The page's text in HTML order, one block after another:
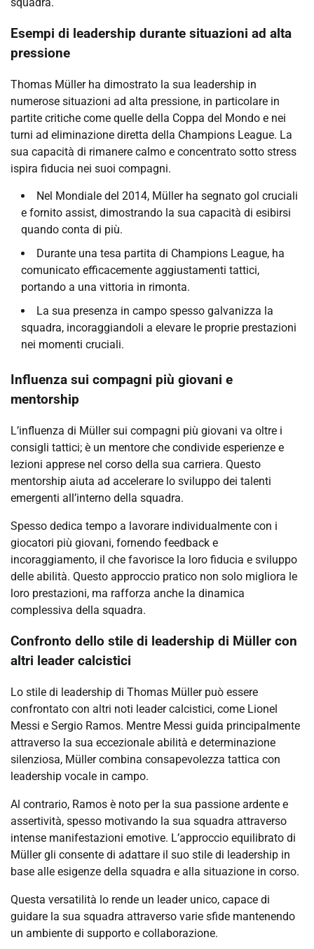
Esempi di leadership durante situazioni ad alta
pressione
Thomas Müller ha dimostrato la sua leadership in
numerose situazioni ad alta pressione, in particolare in
partite critiche come quelle della Coppa del Mondo e nei
turni ad eliminazione diretta della Champions League. La
sua capacità di rimanere calmo e concentrato sotto stress
ispira fiducia nei suoi compagni.
Nel Mondiale del 2014, Müller ha segnato gol cruciali
e fornito assist, dimostrando la sua capacità di esibirsi
quando conta di più.
Durante una tesa partita di Champions League, ha
comunicato efficacemente aggiustamenti tattici,
portando a una vittoria in rimonta.
La sua presenza in campo spesso galvanizza la
squadra, incoraggiandoli a elevare le proprie prestazioni
nei momenti cruciali.
Influenza sui compagni più giovani e
mentorship
L’influenza di Müller sui compagni più giovani va oltre i
consigli tattici; è un mentore che condivide esperienze e
lezioni apprese nel corso della sua carriera. Questo
mentorship aiuta ad accelerare lo sviluppo dei talenti
emergenti all’interno della squadra.
Spesso dedica tempo a lavorare individualmente con i
giocatori più giovani, fornendo feedback e
incoraggiamento, il che favorisce la loro fiducia e sviluppo
delle abilità. Questo approccio pratico non solo migliora le
loro prestazioni, ma rafforza anche la dinamica
complessiva della squadra.
Confronto dello stile di leadership di Müller con
altri leader calcistici
Lo stile di leadership di Thomas Müller può essere
confrontato con altri noti leader calcistici, come Lionel
Messi e Sergio Ramos. Mentre Messi guida principalmente
attraverso la sua eccezionale abilità e determinazione
silenziosa, Müller combina consapevolezza tattica con
leadership vocale in campo.
Al contrario, Ramos è noto per la sua passione ardente e
assertività, spesso motivando la sua squadra attraverso
intense manifestazioni emotive. L’approccio equilibrato di
Müller gli consente di adattare il suo stile di leadership in
base alle esigenze della squadra e alla situazione in corso.
Questa versatilità lo rende un leader unico, capace di
guidare la sua squadra attraverso varie sfide mantenendo
un ambiente di supporto e collaborazione.